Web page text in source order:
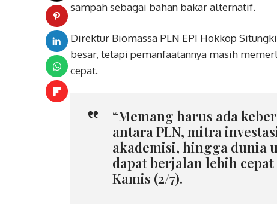
sampah sebagai bahan bakar alternatif.
Direktur Biomassa PLN EPI Hokkop
besar, tetapi pemanfaatannya masih
cepat.
“Memang harus ada
antara PLN, mitra
akademisi, hingga dunia
dapat berjalan lebih
Kamis (2/7).